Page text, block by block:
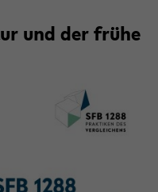
und der frühe